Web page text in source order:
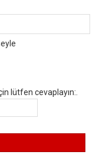
lütfen cevaplayın:.